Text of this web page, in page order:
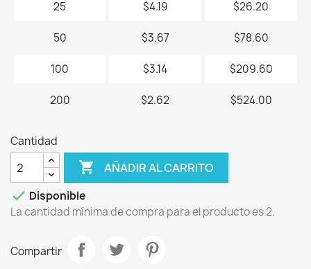
25 $4.19 $26.20
50 $3.67 $78.60
100 $3.14 $209.60
200 $2.62 $524.00
Cantidad
 AÑADIR AL CARRITO
 Disponible
La cantidad mínima de compra para el producto es 2.
Compartir